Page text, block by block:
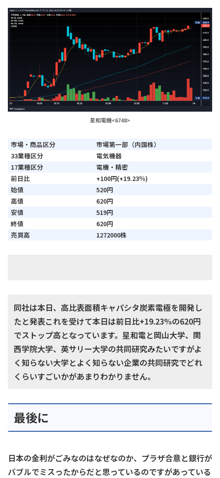
星和電機<6748>
市場・商品区分
市場第一部（内国株）
33業種区分
電気機器
17業種区分
電機・精密
前日比
+100円(+19.23％)
始値
520円
高値
620円
安値
519円
終値
620円
売買高
1272000株
同社は本日、高比表面積キャパシタ炭素電極を開発し
たと発表これを受けて本日は前日比+19.23%の620円
でストップ高となっています。星和電と岡山大学、関
西学院大学、英サリー大学の共同研究みたいですがよ
く知らない大学とよく知らない企業の共同研究でどれ
くらいすごいかがあまりわかりません。
最後に
日本の金利がごみなのはなぜなのか、プラザ合意と銀行が
バブルでミスったからだと思っているのですがあっている